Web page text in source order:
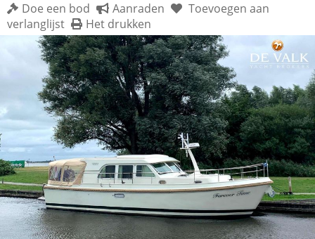
Veilingen
Jachtmakelaar
Service
Boot
uitrusting
Financiering
Gestolen
boten
Trade
Show
Doe een bod Aanraden
Toevoegen aan
verlanglijst
Het drukken